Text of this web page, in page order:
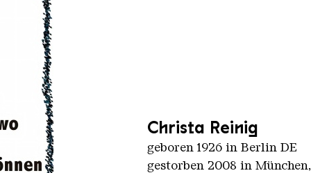
Christa Reinig
geboren 1926 in Berlin DE
gestorben 2008 in